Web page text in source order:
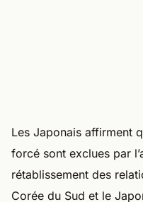
Les Japonais affirment
forcé sont exclues par
rétablissement des
Corée du Sud et le